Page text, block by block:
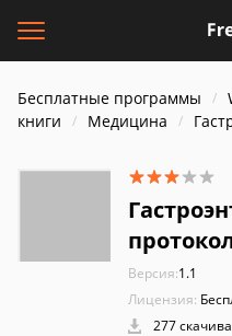
Бесплатные программы
книги
Медицина
Версия:1.1
Лицензия:
277